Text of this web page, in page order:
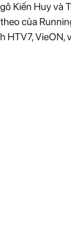
Kiến Huy và
của
HTV7, VieON,